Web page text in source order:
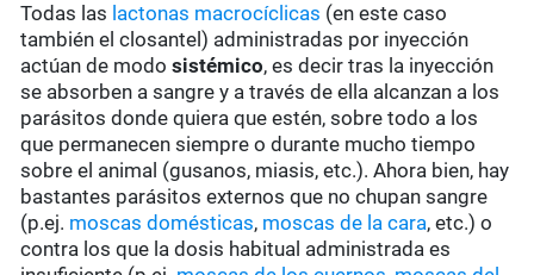
Todas las lactonas macrocíclicas (en este caso
también el closantel) administradas por inyección
actúan de modosistémico, es decir tras la inyección
se absorben a sangre y a través de ella alcanzan a los
parásitos donde quiera que estén, sobre todo a los
que permanecen siempre o durante mucho tiempo
sobre el animal (gusanos, miasis, etc.). Ahora bien, hay
bastantes parásitos externos que no chupan sangre
(p.ej. moscas domésticas, moscas de la cara, etc.) o
contra los que la dosis habitual administrada es